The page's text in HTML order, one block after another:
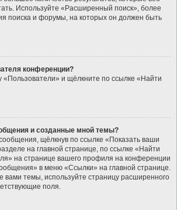
Используйте «Расширенный поиск», более
поиска и форумы, на которых он должен быть
конференции?
«Пользователи» и щёлкните по ссылке «Найти
и созданные мной темы?
щёлкнув по ссылке «Показать ваши
на главной странице, по ссылке «Найти
на странице вашего профиля на конференции
в меню «Ссылки» на главной странице.
вами темы, используйте страницу расширенного
поля.